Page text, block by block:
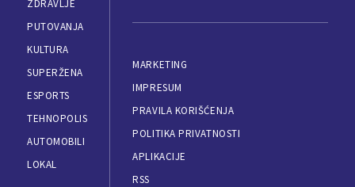
ZDRAVLJE
PUTOVANJA
KULTURA
SUPERŽENA
ESPORTS
TEHNOPOLIS
AUTOMOBILI
LOKAL
MARKETING
IMPRESUM
PRAVILA KORIŠĆENJA
POLITIKA PRIVATNOSTI
APLIKACIJE
RSS